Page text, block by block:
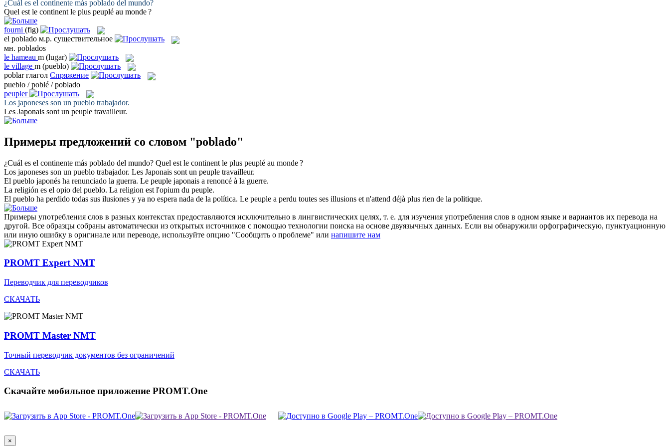
¿Cuál es el continente más poblado del mundo?
Quel est le continent le plus peuplé au monde ?
fourni (fig)
el poblado м.р. существительное
мн. poblados
le hameau m (lugar)
le village m (pueblo)
poblar глагол Спряжение
pueblo / poblé / poblado
peupler
Los japoneses son un pueblo trabajador.
Les Japonais sont un peuple travailleur.
Примеры предложений со словом "poblado"
¿Cuál es el continente más poblado del mundo? Quel est le continent le plus peuplé au monde ?
Los japoneses son un pueblo trabajador. Les Japonais sont un peuple travailleur.
El pueblo japonés ha renunciado la guerra. Le peuple japonais a renoncé à la guerre.
La religión es el opio del pueblo. La religion est l'opium du peuple.
El pueblo ha perdido todas sus ilusiones y ya no espera nada de la política. Le peuple a perdu toutes ses illusions et n'attend déjà plus rien de la politique.
Примеры употребления слов в разных контекстах предоставляются исключительно в лингвистических целях, т. е. для изучения употребления слов в одном языке и вариантов их перевода на
другой. Все образцы собраны автоматически из открытых источников с помощью технологии поиска на основе двуязычных данных. Если вы обнаружили орфографическую, пунктуационную
или иную ошибку в оригинале или переводе, используйте опцию "Сообщить о проблеме" или напишите нам
PROMT Expert NMT
Переводчик для переводчиков
СКАЧАТЬ
PROMT Master NMT
Точный переводчик документов без ограничений
СКАЧАТЬ
Скачайте мобильное приложение PROMT.One
×